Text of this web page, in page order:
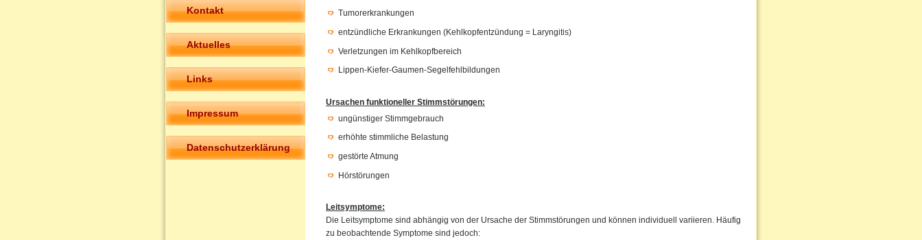
Kontakt
Aktuelles
Links
Impressum
Datenschutzerklärung
Tumorerkrankungen
entzündliche Erkrankungen (Kehlkopfentzündung = Laryngitis)
Verletzungen im Kehlkopfbereich
Lippen-Kiefer-Gaumen-Segelfehlbildungen
Ursachen funktioneller Stimmstörungen:
ungünstiger Stimmgebrauch
erhöhte stimmliche Belastung
gestörte Atmung
Hörstörungen
Leitsymptome:
Die Leitsymptome sind abhängig von der Ursache der Stimmstörungen und können individuell variieren. Häufig
zu beobachtende Symptome sind jedoch: